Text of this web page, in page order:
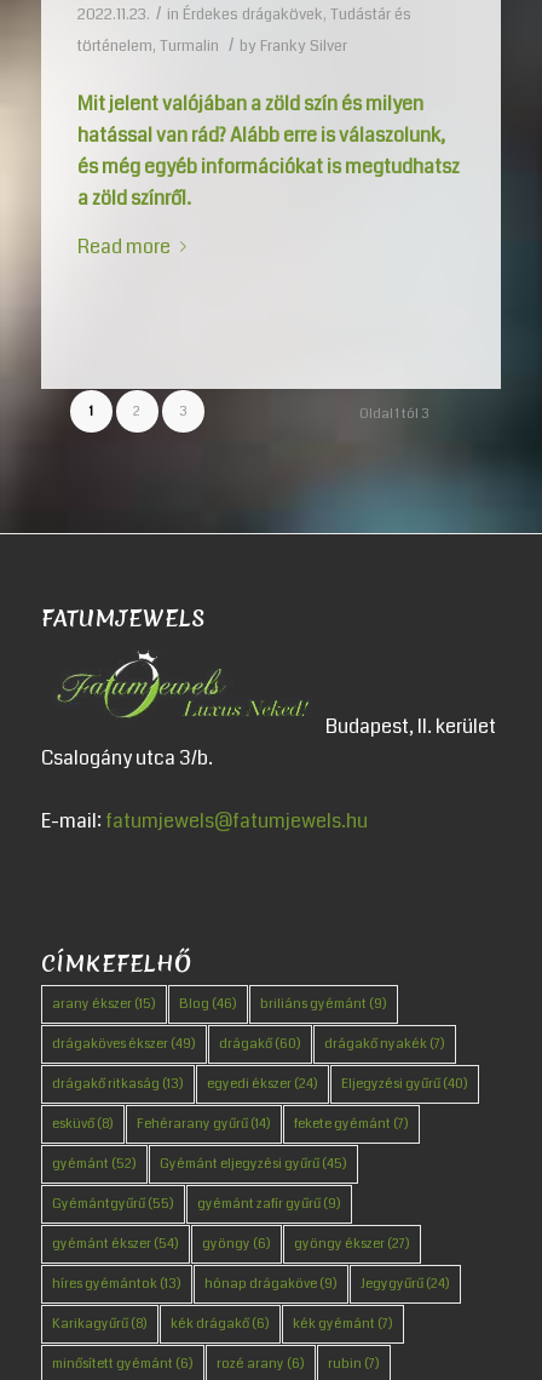
2022.11.23. / in Érdekes drágakövek, Tudástár és
történelem, Turmalin / by Franky Silver
Mit jelent valójában a zöld szín és milyen
hatással van rád? Alább erre is válaszolunk,
és még egyéb információkat is megtudhatsz
a zöld színről.
Read more
Oldal 1 tól 3
1 2 3
FATUMJEWELS
Budapest, II. kerület
Csalogány utca 3/b.
E-mail: fatumjewels@fatumjewels.hu
CÍMKEFELHŐ
arany ékszer(15) Blog (46) briliáns gyémánt (9)
drágaköves ékszer(49) drágakő(60) drágakő nyakék(7)
drágakő ritkaság (13) egyedi ékszer(24) Eljegyzési gyűrű(40)
esküvő(8) Fehérarany gyűrű(14) fekete gyémánt (7)
gyémánt (52) Gyémánt eljegyzési gyűrű(45)
Gyémántgyűrű(55) gyémánt zafír gyűrű(9)
gyémánt ékszer(54) gyöngy (6) gyöngy ékszer(27)
híres gyémántok(13) hónap drágaköve(9) Jegygyűrű(24)
Karikagyűrű(8) kék drágakő(6) kék gyémánt (7)
minősített gyémánt (6) rozé arany (6) rubin (7)